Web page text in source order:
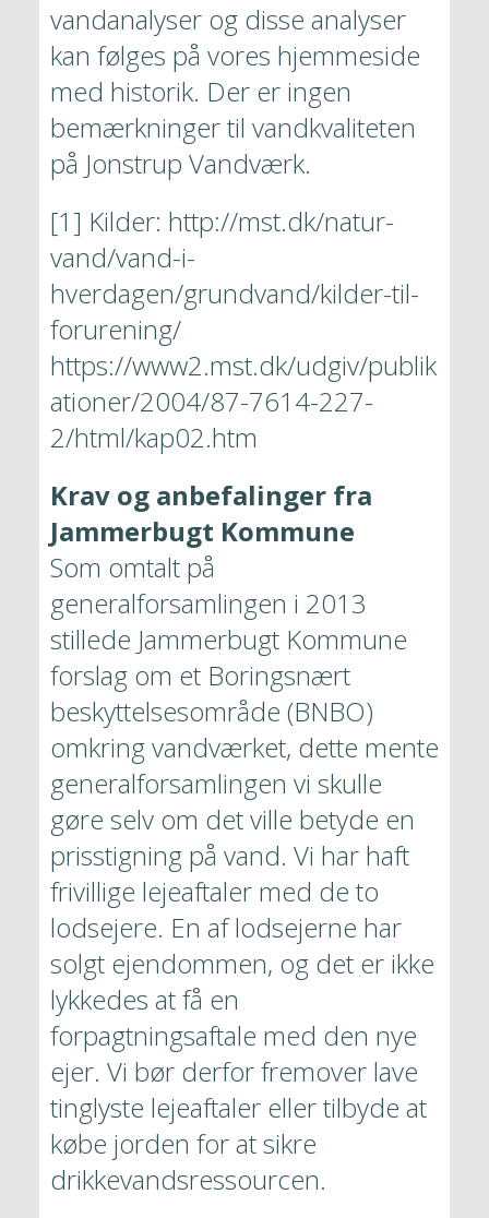
vandanalyser og disse analyser
kan følges på vores hjemmeside
med historik. Der er ingen
bemærkninger til vandkvaliteten
på Jonstrup Vandværk.
[1] Kilder: http://mst.dk/natur-
vand/vand-i-
hverdagen/grundvand/kilder-til-
forurening/
https://www2.mst.dk/udgiv/publik
ationer/2004/87-7614-227-
2/html/kap02.htm
Krav og anbefalinger fra
Jammerbugt Kommune
Som omtalt på
generalforsamlingen i 2013
stillede Jammerbugt Kommune
forslag om et Boringsnært
beskyttelsesområde (BNBO)
omkring vandværket, dette mente
generalforsamlingen vi skulle
gøre selv om det ville betyde en
prisstigning på vand. Vi har haft
frivillige lejeaftaler med de to
lodsejere. En af lodsejerne har
solgt ejendommen, og det er ikke
lykkedes at få en
forpagtningsaftale med den nye
ejer. Vi bør derfor fremover lave
tinglyste lejeaftaler eller tilbyde at
købe jorden for at sikre
drikkevandsressourcen.